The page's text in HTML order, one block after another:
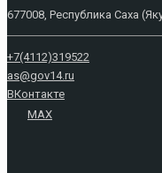
677008, Республика Саха
+7(4112)319522
as@gov14.ru
ВКонтакте
MAX